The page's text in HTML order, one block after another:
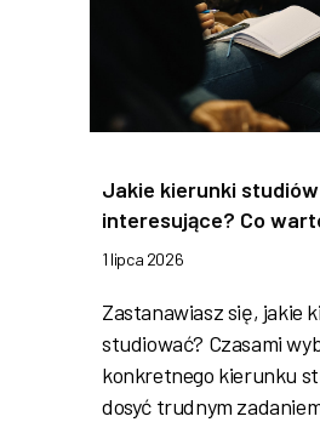
Jakie kierunki
interesujące? Co
1 lipca 2026
Zastanawiasz się, jakie
studiować? Czasami
konkretnego kierunku
dosyć trudnym